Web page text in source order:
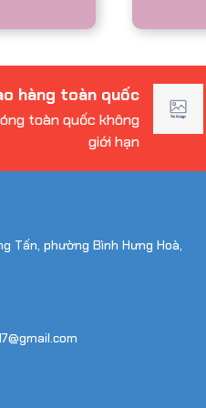
Dịch Vụ Làm Bắp
Kiện Của Top Top –
thu hút khách tham dự là
những lựa chọn được nhiều
vị tổ chức ưa chuộng chí...
Hà Nội – Nhận Biểu
lý tưởng cho các sự kiện
trải nghiệm truyền thống.
nhanh – đẹp –...
hàng toàn quốc
toàn quốc không
giới hạn
Tấn, phường Bình Hưng Hoà,